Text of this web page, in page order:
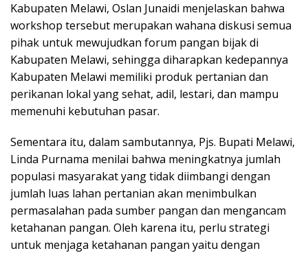
Kabupaten Melawi, Oslan Junaidi menjelaskan bahwa
workshop tersebut merupakan wahana diskusi semua
pihak untuk mewujudkan forum pangan bijak di
Kabupaten Melawi, sehingga diharapkan kedepannya
Kabupaten Melawi memiliki produk pertanian dan
perikanan lokal yang sehat, adil, lestari, dan mampu
memenuhi kebutuhan pasar.
Sementara itu, dalam sambutannya, Pjs. Bupati Melawi,
Linda Purnama menilai bahwa meningkatnya jumlah
populasi masyarakat yang tidak diimbangi dengan
jumlah luas lahan pertanian akan menimbulkan
permasalahan pada sumber pangan dan mengancam
ketahanan pangan. Oleh karena itu, perlu strategi
untuk menjaga ketahanan pangan yaitu dengan